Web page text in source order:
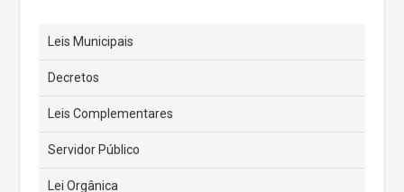
Leis Municipais
Decretos
Leis Complementares
Servidor Público
Lei Orgânica